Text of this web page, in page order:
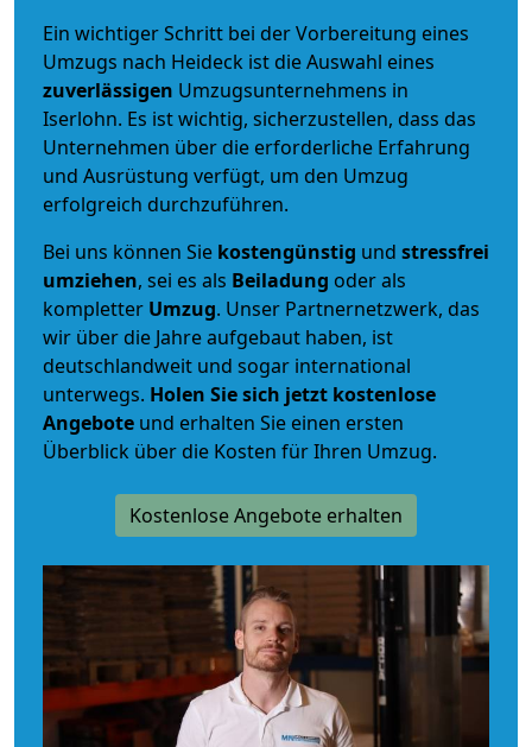
Ein wichtiger Schritt bei der Vorbereitung eines
Umzugs nach Heideck ist die Auswahl eines
zuverlässigen Umzugsunternehmens in
Iserlohn. Es ist wichtig, sicherzustellen, dass das
Unternehmen über die erforderliche Erfahrung
und Ausrüstung verfügt, um den Umzug
erfolgreich durchzuführen.
Bei uns können Sie kostengünstig und stressfrei
umziehen, sei es als Beiladung oder als
kompletter Umzug. Unser Partnernetzwerk, das
wir über die Jahre aufgebaut haben, ist
deutschlandweit und sogar international
unterwegs. Holen Sie sich jetzt kostenlose
Angebote und erhalten Sie einen ersten
Überblick über die Kosten für Ihren Umzug.
Kostenlose Angebote erhalten